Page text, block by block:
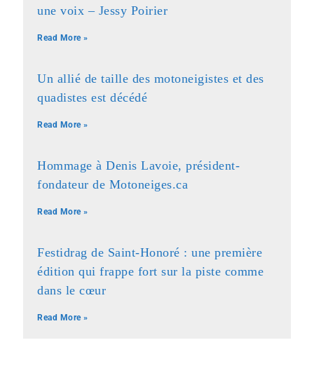
une voix – Jessy Poirier
Read More »
Un allié de taille des motoneigistes et des
quadistes est décédé
Read More »
Hommage à Denis Lavoie, président-
fondateur de Motoneiges.ca
Read More »
Festidrag de Saint-Honoré : une première
édition qui frappe fort sur la piste comme
dans le cœur
Read More »